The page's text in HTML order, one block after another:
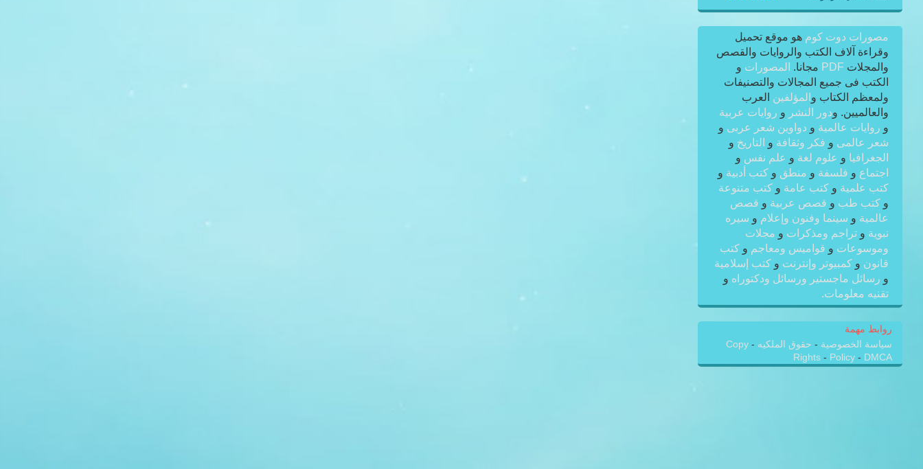
مصورات دوت كوم هو موقع تحميل
وقراءة آلاف الكتب والروايات والقصص
والمجلات PDF مجانا. المصورات و
الكتب فى جميع المجالات والتصنيفات
ولمعظم الكتاب و المؤلفين العرب
والعالميين. ودور النشر و روايات عربية
و روايات عالمية و دواوين شعر عربى و
شعر عالمى و فكر وثقافة و التاريخ و
الجغرافيا و علوم لغة و علم نفس و
اجتماع و فلسفة و منطق و كتب أدبية و
كتب علمية و كتب عامة و كتب متنوعة
و كتب طب و قصص عربية و قصص
عالمية و سينما وفنون وإعلام و سيره
نبوية و تراجم ومذكرات و مجلات
وموسوعات و قواميس ومعاجم و كتب
قانون و كمبيوتر وإنترنت و كتب إسلامية
و رسائل ماجستير ورسائل ودكتوراه و
تقنيه معلومات.
روابط مهمة
سياسة الخصوصية - حقوق الملكيه -
Copy
Rights - Policy - DMCA